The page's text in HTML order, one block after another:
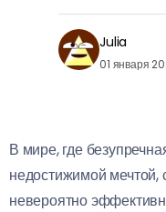
Julia
01 января
В мире, где
недостижимой
невероятно